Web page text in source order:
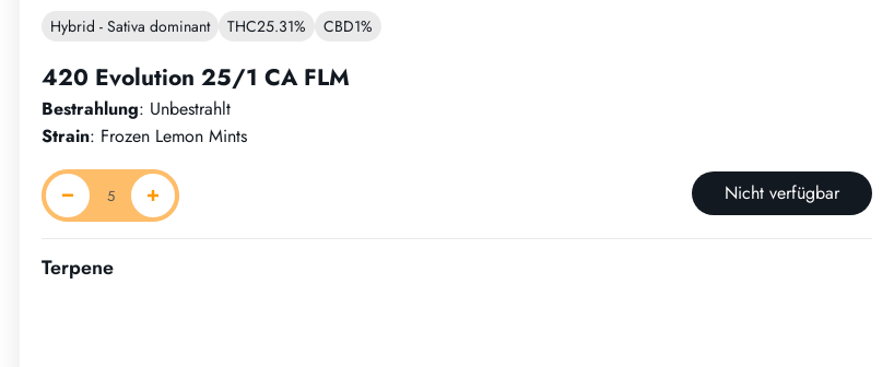
Hybrid - Sativa dominant THC25.31% CBD1%
420 Evolution 25/1 CA FLM
Bestrahlung: Unbestrahlt
Strain: Frozen Lemon Mints
Nicht verfügbar
Terpene